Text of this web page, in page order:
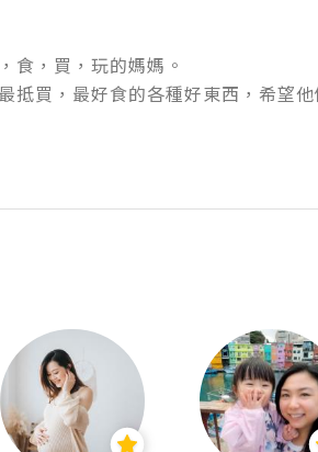
食，買，玩的媽媽。
抵買，最好食的各種好東西，希望